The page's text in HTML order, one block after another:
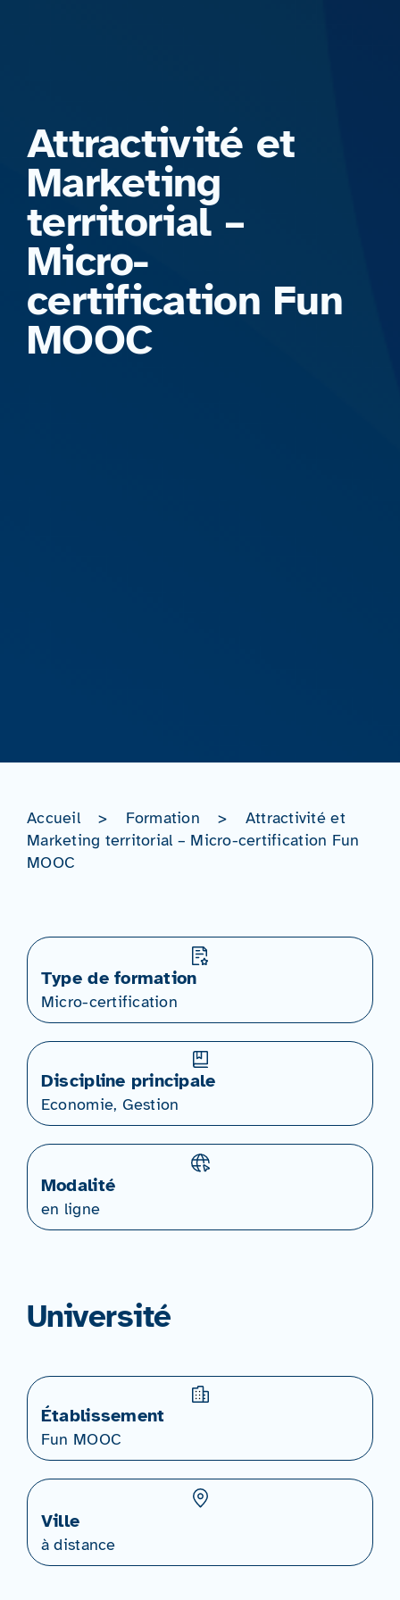
Attractivité et
Marketing
territorial –
Micro-
certification Fun
MOOC
Accueil > Formation >
Attractivité et
Marketing territorial – Micro-certification Fun
MOOC
Type de formation
Micro-certification
Discipline principale
Economie, Gestion
Modalité
en ligne
Université
Établissement
Fun MOOC
Ville
à distance